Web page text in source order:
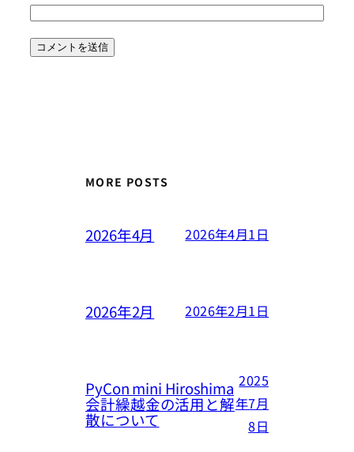
MORE POSTS
2026年4月 2026年4月1日
2026年2月 2026年2月1日
PyCon mini Hiroshima
会計繰越金の活用と解
散について
2025
年7月
8日